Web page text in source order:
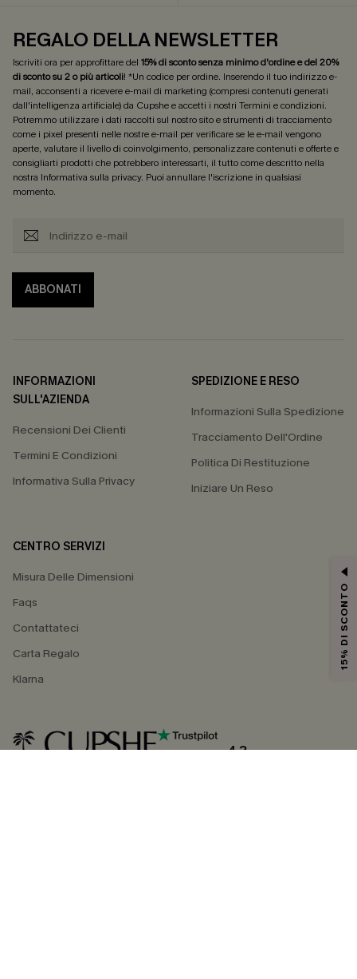
REGALO DELLA NEWSLETTER
Iscriviti ora per approfittare del 15% di sconto senza minimo d'ordine e del 20%
di sconto su 2 o più articoli! *Un codice per ordine. Inserendo il tuo indirizzo e-
mail, acconsenti a ricevere e-mail di marketing (compresi contenuti generati
dall'intelligenza artificiale) da Cupshe e accetti i nostri Termini e condizioni.
Potremmo utilizzare i dati raccolti sul nostro sito e strumenti di tracciamento
come i pixel presenti nelle nostre e-mail per verificare se le e-mail vengono
aperte, valutare il livello di coinvolgimento, personalizzare contenuti e offerte e
consigliarti prodotti che potrebbero interessarti, il tutto come descritto nella
nostra Informativa sulla privacy. Puoi annullare l'iscrizione in qualsiasi
momento.
ABBONATI
INFORMAZIONI
SULL'AZIENDA
Recensioni Dei Clienti
Termini E Condizioni
Informativa Sulla Privacy
SPEDIZIONE E RESO
Informazioni Sulla Spedizione
Tracciamento Dell'Ordine
Politica Di Restituzione
Iniziare Un Reso
CENTRO SERVIZI
Misura Delle Dimensioni
Faqs
Contattateci
Carta Regalo
Klarna
4.3
15% DI SCONTO